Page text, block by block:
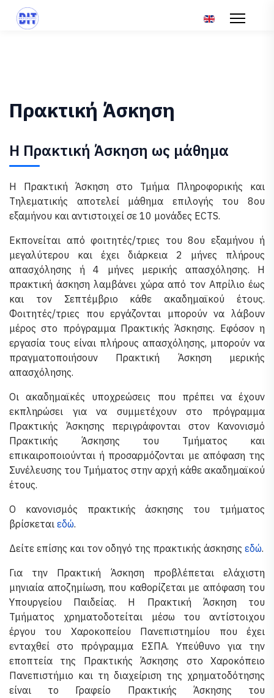
Επιλέξτε τη
Πρακτική Άσκηση
Η Πρακτική Άσκηση ως μάθημα
Η Πρακτική Άσκηση στο Τμήμα Πληροφορικής και
Τηλεματικής αποτελεί μάθημα επιλογής του 8ου
εξαμήνου και αντιστοιχεί σε 10 μονάδες ECTS.
Εκπονείται από φοιτητές/τριες του 8ου εξαμήνου ή
μεγαλύτερου και έχει διάρκεια 2 μήνες πλήρους
απασχόλησης ή 4 μήνες μερικής απασχόλησης. Η
πρακτική άσκηση λαμβάνει χώρα από τον Απρίλιο έως
και τον Σεπτέμβριο κάθε ακαδημαϊκού έτους.
Φοιτητές/τριες που εργάζονται μπορούν να λάβουν
μέρος στο πρόγραμμα Πρακτικής Άσκησης. Εφόσον η
εργασία τους είναι πλήρους απασχόλησης, μπορούν να
πραγματοποιήσουν Πρακτική Άσκηση μερικής
απασχόλησης.
Οι ακαδημαϊκές υποχρεώσεις που πρέπει να έχουν
εκπληρώσει για να συμμετέχουν στο πρόγραμμα
Πρακτικής Άσκησης περιγράφονται στον Κανονισμό
Πρακτικής Άσκησης του Τμήματος και
επικαιροποιούνται ή προσαρμόζονται με απόφαση της
Συνέλευσης του Τμήματος στην αρχή κάθε ακαδημαϊκού
έτους.
Ο κανονισμός πρακτικής άσκησης του τμήματος
βρίσκεται εδώ.
Δείτε επίσης και τον οδηγό της πρακτικής άσκησης εδώ.
Για την Πρακτική Άσκηση προβλέπεται ελάχιστη
μηνιαία αποζημίωση, που καθορίζεται με απόφαση του
Υπουργείου Παιδείας. Η Πρακτική Άσκηση του
Τμήματος χρηματοδοτείται μέσω του αντίστοιχου
έργου του Χαροκοπείου Πανεπιστημίου που έχει
ενταχθεί στο πρόγραμμα ΕΣΠΑ. Υπεύθυνο για την
εποπτεία της Πρακτικής Άσκησης στο Χαροκόπειο
Πανεπιστήμιο και τη διαχείριση της χρηματοδότησης
είναι το Γραφείο Πρακτικής Άσκησης του